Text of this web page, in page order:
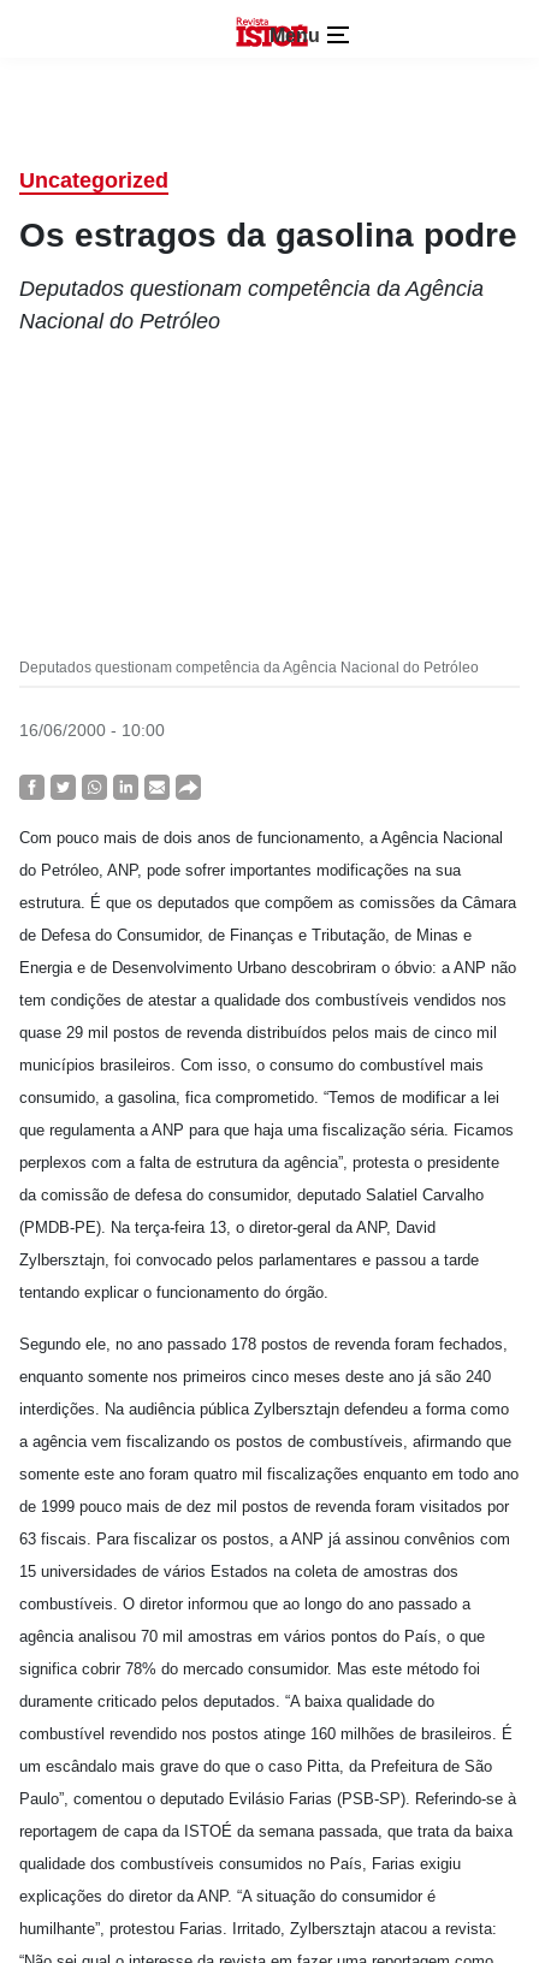
Menu
Uncategorized
Os estragos da gasolina podre
Deputados questionam competência da Agência
Nacional do Petróleo
Deputados questionam competência da Agência Nacional do Petróleo
16/06/2000 - 10:00
Com pouco mais de dois anos de funcionamento, a Agência Nacional
do Petróleo, ANP, pode sofrer importantes modificações na sua
estrutura. É que os deputados que compõem as comissões da Câmara
de Defesa do Consumidor, de Finanças e Tributação, de Minas e
Energia e de Desenvolvimento Urbano descobriram o óbvio: a ANP não
tem condições de atestar a qualidade dos combustíveis vendidos nos
quase 29 mil postos de revenda distribuídos pelos mais de cinco mil
municípios brasileiros. Com isso, o consumo do combustível mais
consumido, a gasolina, fica comprometido. “Temos de modificar a lei
que regulamenta a ANP para que haja uma fiscalização séria. Ficamos
perplexos com a falta de estrutura da agência”, protesta o presidente
da comissão de defesa do consumidor, deputado Salatiel Carvalho
(PMDB-PE). Na terça-feira 13, o diretor-geral da ANP, David
Zylbersztajn, foi convocado pelos parlamentares e passou a tarde
tentando explicar o funcionamento do órgão.
Segundo ele, no ano passado 178 postos de revenda foram fechados,
enquanto somente nos primeiros cinco meses deste ano já são 240
interdições. Na audiência pública Zylbersztajn defendeu a forma como
a agência vem fiscalizando os postos de combustíveis, afirmando que
somente este ano foram quatro mil fiscalizações enquanto em todo ano
de 1999 pouco mais de dez mil postos de revenda foram visitados por
63 fiscais. Para fiscalizar os postos, a ANP já assinou convênios com
15 universidades de vários Estados na coleta de amostras dos
combustíveis. O diretor informou que ao longo do ano passado a
agência analisou 70 mil amostras em vários pontos do País, o que
significa cobrir 78% do mercado consumidor. Mas este método foi
duramente criticado pelos deputados. “A baixa qualidade do
combustível revendido nos postos atinge 160 milhões de brasileiros. É
um escândalo mais grave do que o caso Pitta, da Prefeitura de São
Paulo”, comentou o deputado Evilásio Farias (PSB-SP). Referindo-se à
reportagem de capa da ISTOÉ da semana passada, que trata da baixa
qualidade dos combustíveis consumidos no País, Farias exigiu
explicações do diretor da ANP. “A situação do consumidor é
humilhante”, protestou Farias. Irritado, Zylbersztajn atacou a revista: